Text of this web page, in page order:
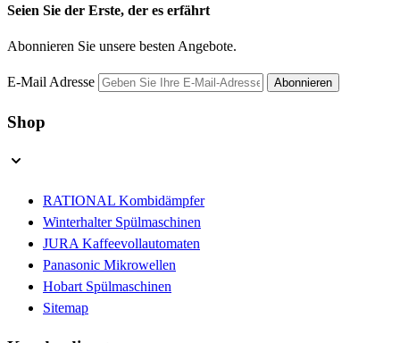
Seien Sie der Erste, der es erfährt
Abonnieren Sie unsere besten Angebote.
E-Mail Adresse Abonnieren
Shop
RATIONAL Kombidämpfer
Winterhalter Spülmaschinen
JURA Kaffeevollautomaten
Panasonic Mikrowellen
Hobart Spülmaschinen
Sitemap